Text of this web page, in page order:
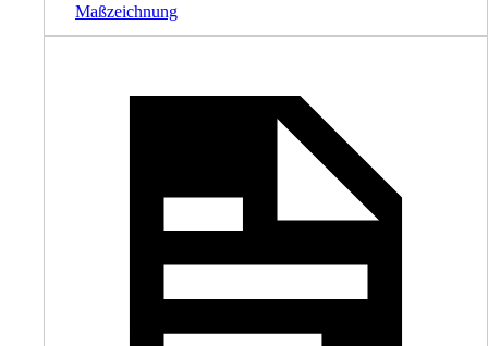
Maßzeichnung